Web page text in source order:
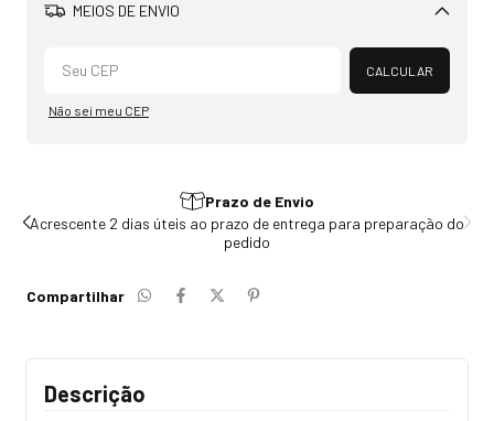
MEIOS DE ENVIO
Alterar CEP
CALCULAR
Não sei meu CEP
o frete é por conta do
Acrescente 2 dias úteis ao prazo de
Compartilhar
Descrição